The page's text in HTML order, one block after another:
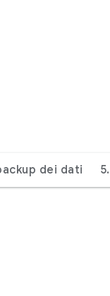
dei dati